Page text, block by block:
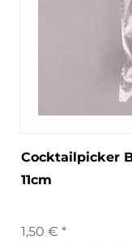
Cocktailpicker
11cm
1,50 € *